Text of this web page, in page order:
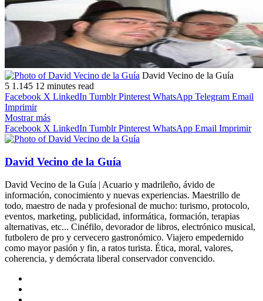
David Vecino de la Guía
X
email
5 1.145 12 minutes read
Facebook X LinkedIn Tumblr Pinterest WhatsApp Telegram Email
Imprimir
Mostrar más
Facebook X LinkedIn Tumblr Pinterest WhatsApp Email Imprimir
David Vecino de la Guía
David Vecino de la Guía | Acuario y madrileño, ávido de
información, conocimiento y nuevas experiencias. Maestrillo de
todo, maestro de nada y profesional de mucho: turismo, protocolo,
eventos, marketing, publicidad, informática, formación, terapias
alternativas, etc... Cinéfilo, devorador de libros, electrónico musical,
futbolero de pro y cervecero gastronómico. Viajero empedernido
como mayor pasión y fin, a ratos turista. Ética, moral, valores,
coherencia, y demócrata liberal conservador convencido.